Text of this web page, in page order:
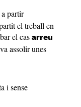
partir
el treball en
el cas arreu
assolir unes
i sense